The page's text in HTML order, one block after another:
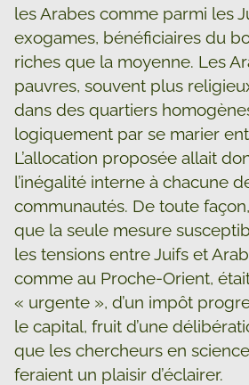
les Arabes comme parmi les
exogames, bénéficiaires du
riches que la moyenne. Les
pauvres, souvent plus
dans des quartiers
logiquement par se marier
L’allocation proposée allait
l’inégalité interne à chacune
communautés. De toute
que la seule mesure
les tensions entre Juifs et
comme au Proche-Orient,
« urgente », d’un impôt
le capital, fruit d’une
que les chercheurs en
feraient un plaisir d’éclairer.